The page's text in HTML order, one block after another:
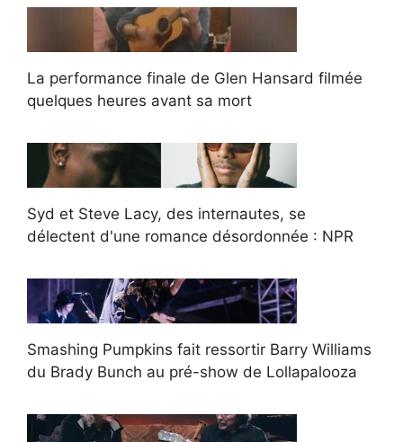
La performance finale de Glen Hansard filmée
quelques heures avant sa mort
Syd et Steve Lacy, des internautes, se
délectent d'une romance désordonnée : NPR
Smashing Pumpkins fait ressortir Barry Williams
du Brady Bunch au pré-show de Lollapalooza